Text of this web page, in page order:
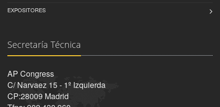
EXPOSITORES
Secretaría Técnica
AP Congress
C/ Narvaez 15 - 1º Izquierda
CP:28009 Madrid